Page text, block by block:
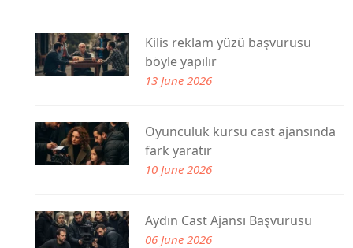
Kilis reklam yüzü başvurusu
böyle yapılır
13 June 2026
Oyunculuk kursu cast ajansında
fark yaratır
10 June 2026
Aydın Cast Ajansı Başvurusu
06 June 2026